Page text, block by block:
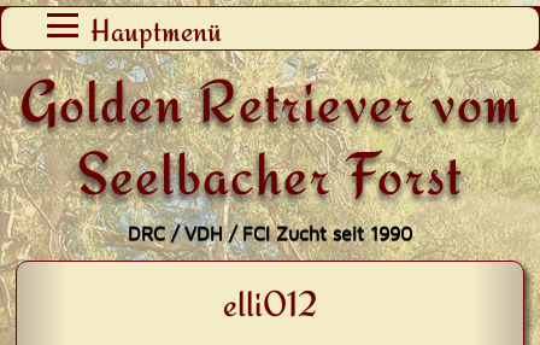
Golden Retriever vom
Seelbacher Forst
DRC / VDH / FCI Zucht seit 1990
Hauptmenü
Zum
Inhalt
springen
elli012